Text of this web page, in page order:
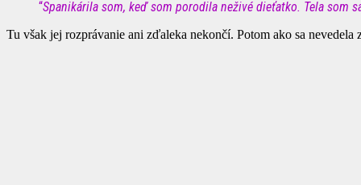
“Spanikárila som, keď som porodila neživé dieťatko. Tela som
Tu však jej rozprávanie ani zďaleka nekončí. Potom ako sa